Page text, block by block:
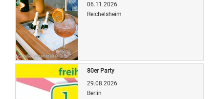
Quelle: Veranstalter
06.11.2026
Reichelsheim
80er Party
29.08.2026
Berlin